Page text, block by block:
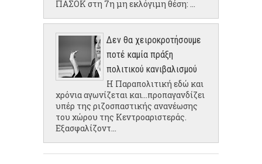
ΠΑΣΟΚ στη 7η μη εκλόγιμη θέση: ...
Δεν θα χειροκροτήσουμε
ποτέ καμία πράξη
πολιτικού κανιβαλισμού
Η Παραπολιτική εδώ και
χρόνια αγωνίζεται και...προπαγανδίζει
υπέρ της ριζοσπαστικής ανανέωσης
του χώρου της Κεντροαριστεράς.
Εξασφαλίζοντ...